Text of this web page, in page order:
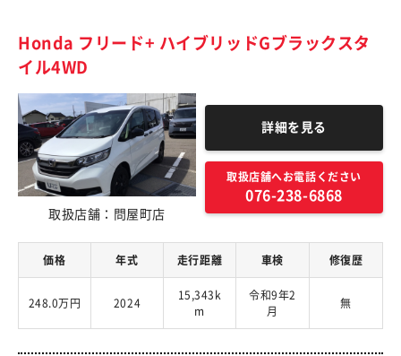
Honda フリード+ ハイブリッドGブラックスタ
イル4WD
取扱店舗：問屋町店
詳細を見る
取扱店舗へお電話ください
076-238-6868
価格 年式 走行距離 車検 修復歴
248.0万円 2024
15,343k
m
令和9年2
月
無